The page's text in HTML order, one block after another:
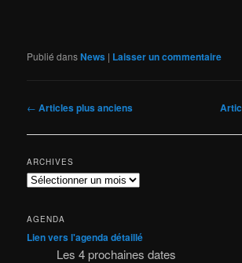
Publié dansNews | Laisser un commentaire
Navigation
articles
← Articles plus anciens
ARCHIVES
Archives
AGENDA
Lien vers l'agenda détaillé
Les 4 prochaines dates